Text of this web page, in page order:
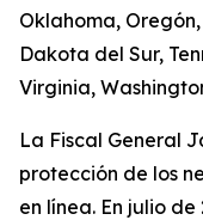
Oklahoma,
Dakota del Sur,
Virginia,
La Fiscal General
protección de los
en línea. En julio